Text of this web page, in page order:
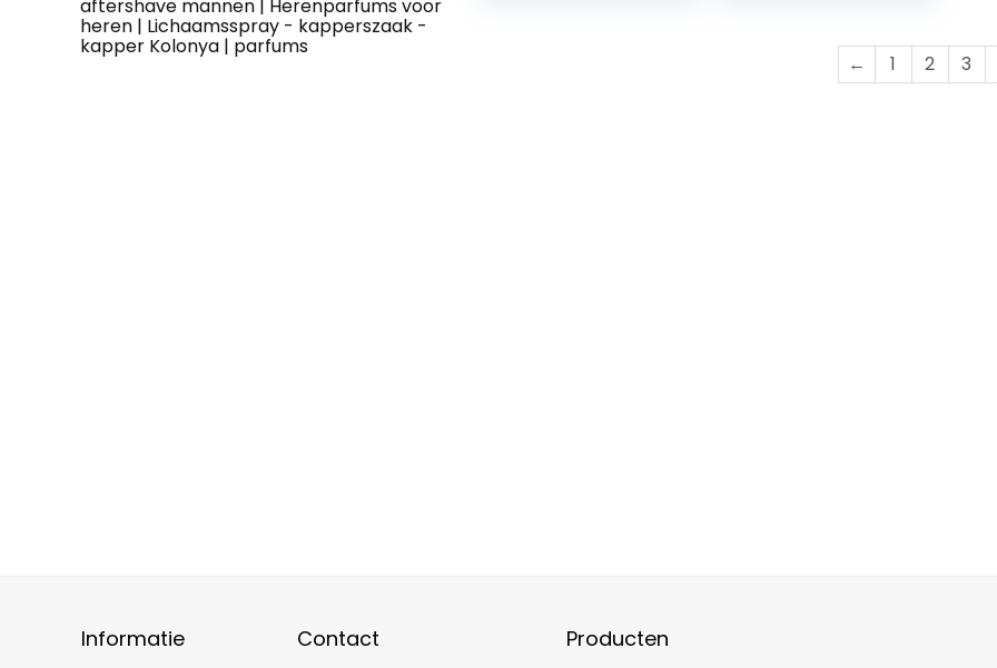
aftershave mannen | Herenparfums voor
heren | Lichaamsspray - kapperszaak -
kapper Kolonya | parfums
voor mannen,
parfum, fancy
← 1 2 3
Informatie Contact Producten